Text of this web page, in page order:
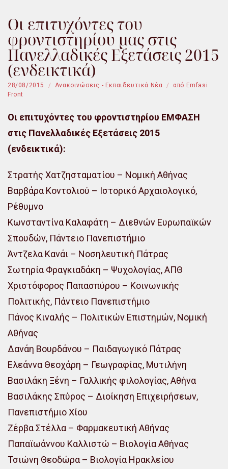
Οι επιτυχόντες του
φροντιστηρίου μας στις
Πανελλαδικές Εξετάσεις 2015
(ενδεικτικά)
28/08/2015 Ανακοινώσεις - Εκπαιδευτικά Νέα από Emfasi
Front
Οι επιτυχόντες του φροντιστηρίου ΕΜΦΑΣΗ
στις Πανελλαδικές Εξετάσεις 2015
(ενδεικτικά):
Στρατής Χατζησταματίου – Νομική Αθήνας
Βαρβάρα Κοντολιού – Ιστορικό Αρχαιολογικό,
Ρέθυμνο
Κωνσταντίνα Καλαφάτη – Διεθνών Ευρωπαϊκών
Σπουδών, Πάντειο Πανεπιστήμιο
Άντζελα Κανάι – Νοσηλευτική Πάτρας
Σωτηρία Φραγκιαδάκη – Ψυχολογίας, ΑΠΘ
Χριστόφορος Παπασπύρου – Κοινωνικής
Πολιτικής, Πάντειο Πανεπιστήμιο
Πάνος Κιναλής – Πολιτικών Επιστημών, Νομική
Αθήνας
Δανάη Βουρδάνου – Παιδαγωγικό Πάτρας
Ελεάννα Θεοχάρη – Γεωγραφίας, Μυτιλήνη
Βασιλάκη Ξένη – Γαλλικής φιλολογίας, Αθήνα
Βασιλάκης Σπύρος – Διοίκηση Επιχειρήσεων,
Πανεπιστήμιο Χίου
Ζέρβα Στέλλα – Φαρμακευτική Αθήνας
Παπαϊωάννου Καλλιστώ – Βιολογία Αθήνας
Τσιώνη Θεοδώρα – Βιολογία Ηρακλείου